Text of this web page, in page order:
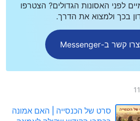
לפני האסונות הגדולים? הצטרפו
בכך ולמצוא את הדרך.
צרו קשר ב-Messenger
11
סרט של הכנסייה | האם אמונה